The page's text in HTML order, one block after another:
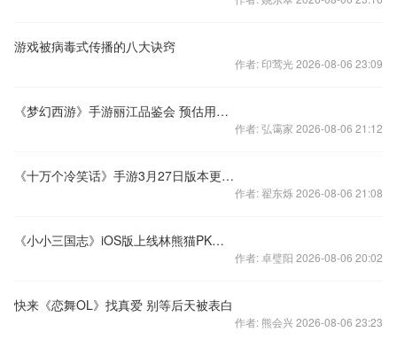
游戏被病毒式传播的八大诀窍
作者: 印莺光 2026-08-06 23:09
《梦幻西游》手游丽江品鉴会 预估用户3000万
作者: 弘霭家 2026-08-06 21:12
《十万个冷笑话》手游3月27日版本更新公告
作者: 翟东烁 2026-08-06 21:08
《小小三国志》iOS版上线林熊猫PK女神团引热
作者: 卓璧阳 2026-08-06 20:02
快来《恋舞OL》找真爱 别等后天被表白
作者: 熊会兴 2026-08-06 23:23